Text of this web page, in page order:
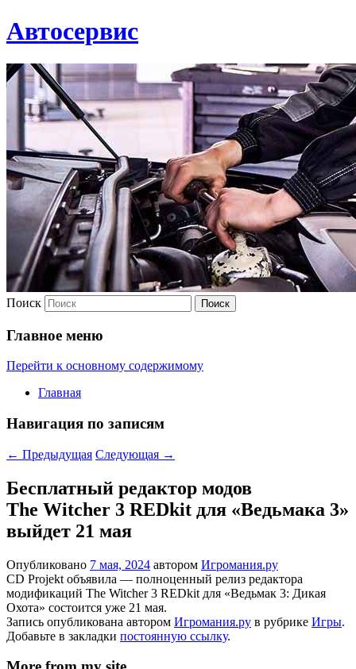
Автосервис
Поиск
Главное меню
Перейти к основному содержимому
Главная
Навигация по записям
← Предыдущая Следующая →
Бесплатный редактор модов
The Witcher 3 REDkit для «Ведьмака 3»
выйдет 21 мая
Опубликовано 7 мая, 2024 автором Игромания.ру
CD Projekt объявила — полноценный релиз редактора
модификаций The Witcher 3 REDkit для «Ведьмак 3: Дикая
Охота» состоится уже 21 мая.
Запись опубликована автором Игромания.ру в рубрике Игры.
Добавьте в закладки постоянную ссылку.